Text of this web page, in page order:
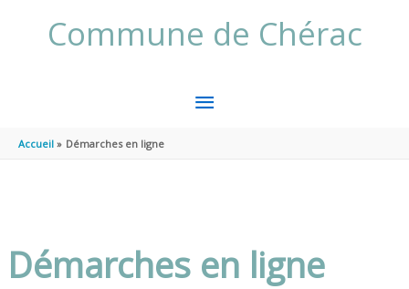
Commune de Chérac
MENU
Accueil Démarches en ligne
Démarches en ligne